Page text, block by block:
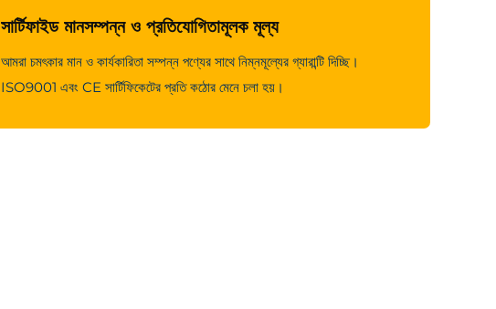
সার্টিফাইড মানসম্পন্ন ও প্রতিযোগিতামূলক মূল্য
আমরা চমৎকার মান ও কার্যকারিতা সম্পন্ন পণ্যের সাথে নিম্নমূল্যের গ্যারান্টি দিচ্ছি।
ISO9001 এবং CE সার্টিফিকেটের প্রতি কঠোর মেনে চলা হয়।